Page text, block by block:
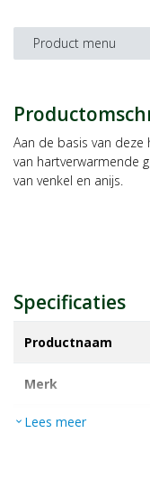
Product menu
Aan de basis van
van hartverwarmende
van venkel en anijs.
Specificaties
Productnaam
Merk
EAN
expand_more Lees meer